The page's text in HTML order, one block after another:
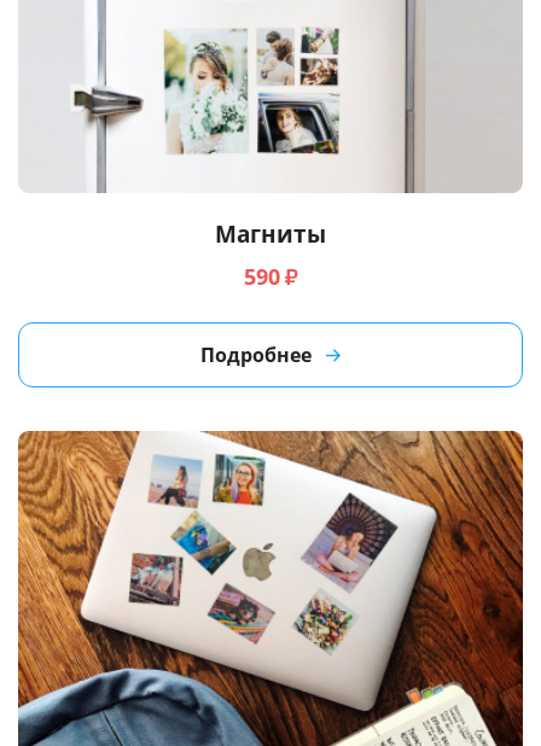
Магниты
590₽
Подробнее